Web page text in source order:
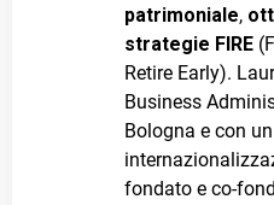
patrimoniale,
strategie FIRE
Retire Early).
Business
Bologna e con
fondato e co-